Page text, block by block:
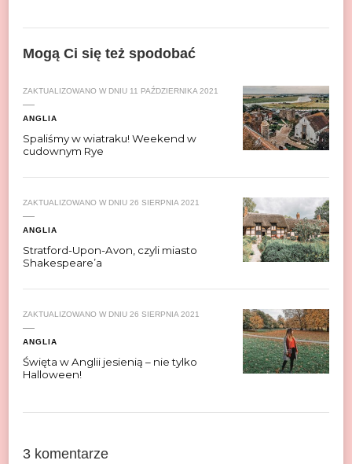
Mogą Ci się też spodobać
ZAKTUALIZOWANO W DNIU 11 PAŹDZIERNIKA 2021
ANGLIA
Spaliśmy w wiatraku! Weekend w
cudownym Rye
ZAKTUALIZOWANO W DNIU 26 SIERPNIA 2021
ANGLIA
Stratford-Upon-Avon, czyli miasto
Shakespeare’a
ZAKTUALIZOWANO W DNIU 26 SIERPNIA 2021
ANGLIA
Święta w Anglii jesienią – nie tylko
Halloween!
3 komentarze